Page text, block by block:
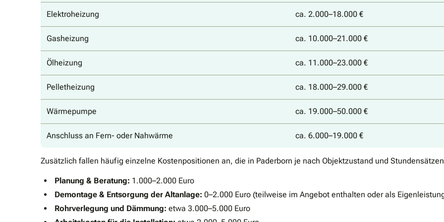
Elektroheizung ca. 2.000–18.000 €
Gasheizung ca. 10.000–21.000 €
Ölheizung ca. 11.000–23.000 €
Pelletheizung ca. 18.000–29.000 €
Wärmepumpe ca. 19.000–50.000 €
Anschluss an Fern- oder Nahwärme ca. 6.000–19.000 €
Zusätzlich fallen häufig einzelne Kostenpositionen an, die in Paderborn je nach Objektzustand und
Planung & Beratung: 1.000–2.000 Euro
Demontage & Entsorgung der Altanlage: 0–2.000 Euro (teilweise im Angebot enthalten oder als
Rohrverlegung und Dämmung: etwa 3.000–5.000 Euro